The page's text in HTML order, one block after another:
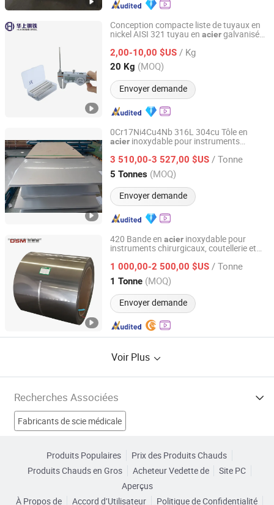
Conception compacte liste de tuyaux en
nickel AISI 321 tuyau en aciergalvanisé
2,00-10,00 $US / Kg
20 Kg (MOQ)
Envoyer demande
Wenzhou Huashang Steel Co., Ltd
Zhejiang, China Depuis 2024
0Cr17Ni4Cu4Nb 316L 304cu Tôle en
acier inoxydable pour instruments
3 510,00-3 527,00 $US / Tonne
5 Tonnes (MOQ)
Envoyer demande
JINAN XINCHENGYUAN IMPORT AND EXPORT CO.,LTD
Shandong, China Depuis 2021
420 Bande en acier inoxydable pour
instruments chirurgicaux, coutellerie et
1 000,00-2 500,00 $US / Tonne
1 Tonne (MOQ)
Envoyer demande
SHANXI DISIMAN SPECIAL METAL TECHNOLOGY CO.,
LTD.
Shanxi, China Depuis 2018
Voir Plus
Recherches Associées
Fabricants de scie médicale
Fabricants de perceuse chirurgicale
Produits Populaires
Prix des Produits Chauds
Produits Chauds en Gros
Acheteur Vedette de
Site PC
Aperçus
À Propos de
Accord d’Utilisateur Politique de Confidentialité